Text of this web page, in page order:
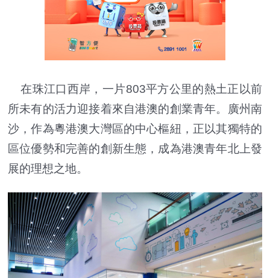
在珠江口西岸，一片803平方公里的熱土正以前
所未有的活力迎接着來自港澳的創業青年。廣州南
沙，作為粵港澳大灣區的中心樞紐，正以其獨特的
區位優勢和完善的創新生態，成為港澳青年北上發
展的理想之地。